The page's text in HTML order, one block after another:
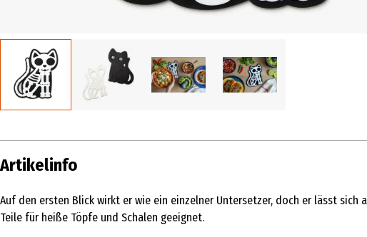
Artikelinfo
Auf den ersten Blick wirkt er wie ein einzelner Untersetzer, doch er lässt
Teile für heiße Töpfe und Schalen geeignet.